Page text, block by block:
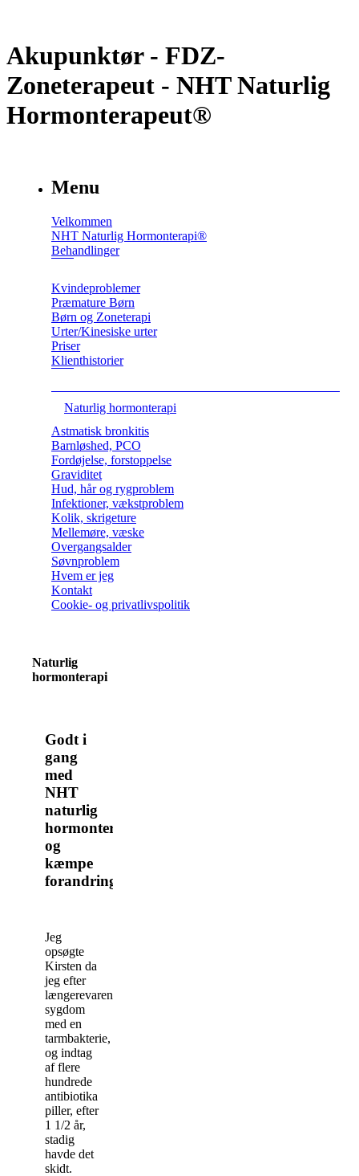
Akupunktør - FDZ-
Zoneterapeut - NHT Naturlig
Hormonterapeut®
Menu
Velkommen
NHT Naturlig Hormonterapi®
Behandlinger
Kvindeproblemer
Præmature Børn
Børn og Zoneterapi
Urter/Kinesiske urter
Priser
Klienthistorier
Naturlig hormonterapi
Astmatisk bronkitis
Barnløshed, PCO
Fordøjelse, forstoppelse
Graviditet
Hud, hår og rygproblem
Infektioner, vækstproblem
Kolik, skrigeture
Mellemøre, væske
Overgangsalder
Søvnproblem
Hvem er jeg
Kontakt
Cookie- og privatlivspolitik
Naturlig
hormonterapi
Godt i
gang
med
NHT
naturlig
hormonterapi
og
kæmpe
forandringer
Jeg
opsøgte
Kirsten da
jeg efter
længerevarende
sygdom
med en
tarmbakterie,
og indtag
af flere
hundrede
antibiotika
piller, efter
1 1/2 år,
stadig
havde det
skidt.